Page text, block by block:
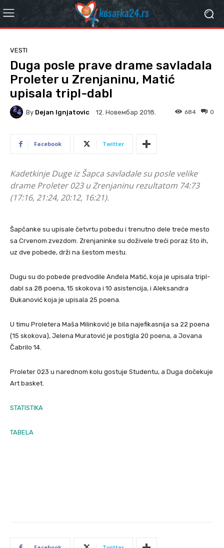
VESTI
Duga posle prave drame savladala
Proleter u Zrenjaninu, Matić
upisala tripl-dabl
By Dejan Ignjatovic 12. Новембар 2018. 0
684
Facebook Twitter
Kadetkinje Duge iz Šapca savladale su posle velike
drame Proleter 023 u Zrenjaninu rezultatom 74:73
(17:16, 21:24, 20:12, 16:21).
Šapčanke su upisale četvrtu pobedu i trenutno dele treće mesto
sa Crvenom zvezdom. Zrenjaninke su doživele treći poraz što ih,
uz dve pobede, drži na šestom mestu.
Dugu su do pobede predvodile Anđela Matić, koja je upisala tripl-
dabl sa 28 poena, 15 skokova i 10 asistencija, i Aleksandra
Đukanović koja je upisala 25 poena.
U timu Proletera Maša Milinković je bila najefikasnija sa 22 poena
(15 skokova), Jelena Muratović je postigla 20 poena, a Jovana
Čabrilo 14.
Proleter 023 u narednom kolu gostuje Studentu, a Duga dočekuje
Art basket.
STATISTIKA
TABELA